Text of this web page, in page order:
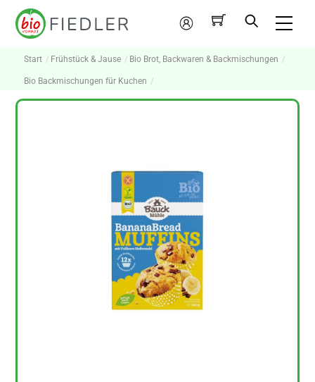
Skip
Mein
Konto
Start Frühstück & Jause Bio Brot, Backwaren & Backmischungen
Bio Backmischungen für Kuchen